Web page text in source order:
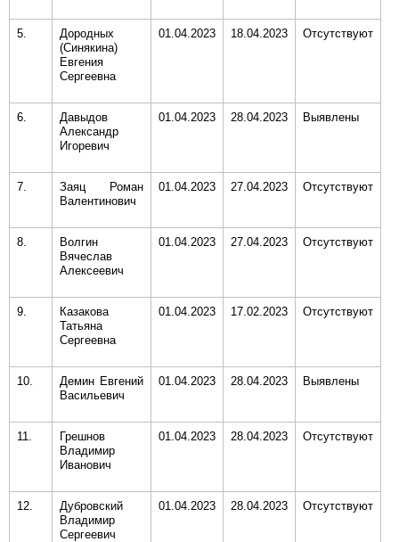
5.
Дородных
(Синякина)
Евгения
Сергеевна
01.04.2023 18.04.2023 Отсутствуют
6.
Давыдов
Александр
Игоревич
01.04.2023 28.04.2023 Выявлены
7.
Заяц Роман
Валентинович
01.04.2023 27.04.2023 Отсутствуют
8.
Волгин
Вячеслав
Алексеевич
01.04.2023 27.04.2023 Отсутствуют
9.
Казакова
Татьяна
Сергеевна
01.04.2023 17.02.2023 Отсутствуют
10.
Демин Евгений
Васильевич
01.04.2023 28.04.2023 Выявлены
11.
Грешнов
Владимир
Иванович
01.04.2023 28.04.2023 Отсутствуют
12.
Дубровский
Владимир
Сергеевич
01.04.2023 28.04.2023 Отсутствуют